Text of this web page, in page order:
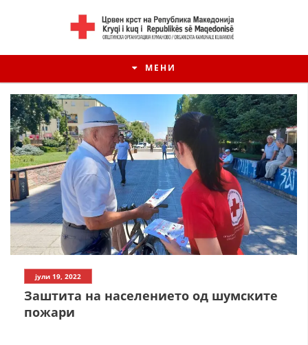
МЕНИ
ИСТОРИЈАТ НА ЦКРМ
СТРУКТУРА И ОРГАНИЗАЦИОНА ПОСТАВЕНОСТ – ОПШТИНСКА
јули 19, 2022
Заштита на населението од шумските
пожари